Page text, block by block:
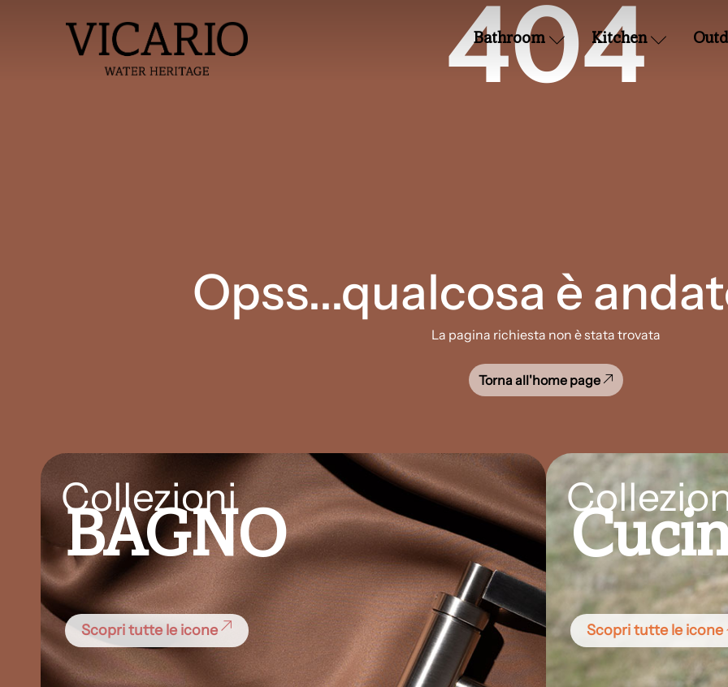
Bathroom Kitchen
404
Opss...qualcosa è
La pagina richiesta non è stata trovata
Torna all'home page
Collezioni
BAGNO
Scopri tutte le icone Scopri tutte le icone